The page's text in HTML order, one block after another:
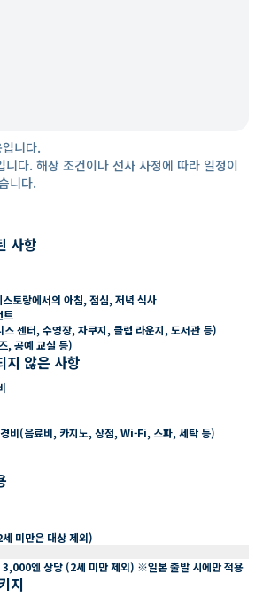
니다.
다. 해상 조건이나 선사 사정에 따라 일정이
니다.
사항
토랑에서의 아침, 점심, 저녁 식사
트
센터, 수영장, 자쿠지, 클럽 라운지, 도서관 등)
, 공예 교실 등)
지 않은 사항
비(음료비, 카지노, 상점, Wi-Fi, 스파, 세탁 등)
미만은 대상 제외)
3,000엔 상당 (2세 미만 제외) ※일본 출발 시에만 적용
지